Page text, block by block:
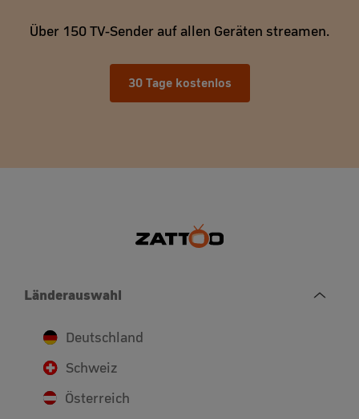
Über 150 TV-Sender auf allen Geräten streamen.
30 Tage kostenlos
Länderauswahl
Deutschland
Schweiz
Österreich